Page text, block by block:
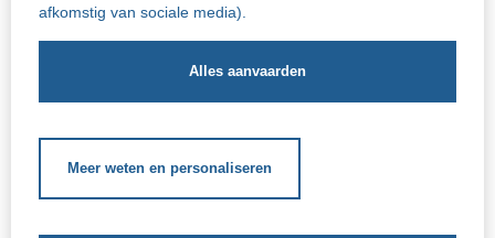
afkomstig van sociale media).
Meer weten en personaliseren
Socio-cultureel
Schoolgerelateerde hulp